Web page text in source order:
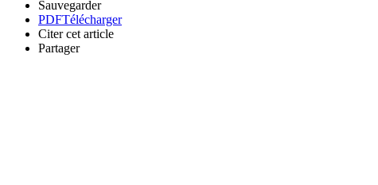
Sauvegarder
PDFTélécharger
Citer cet article
Partager